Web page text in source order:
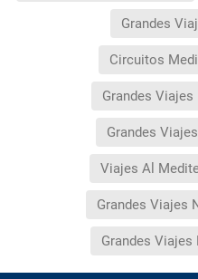
Grandes
Circuitos
Grandes
Grandes
Viajes Al
Grandes Viajes
Grandes Viajes